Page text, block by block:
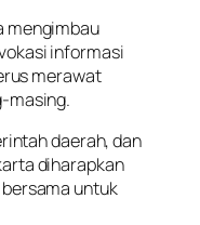
mengimbau
informasi
merawat
masing.
daerah, dan
diharapkan
untuk